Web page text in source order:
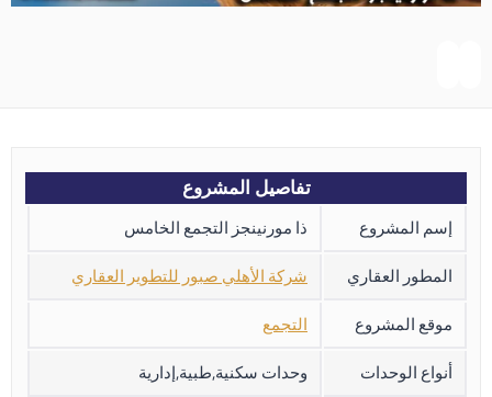
تفاصيل المشروع
إسم المشروع
ذا مورنينجز التجمع الخامس
المطور العقاري
شركة الأهلي صبور للتطوير العقاري
موقع المشروع
التجمع
أنواع الوحدات
وحدات سكنية,طبية,إدارية